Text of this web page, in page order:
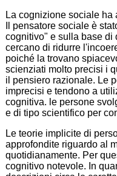
La cognizione sociale ha
Il pensatore sociale è
cognitivo" e sulla base di
cercano di ridurre
poiché la trovano
scienziati molto precisi i
il pensiero razionale. Le
imprecisi e tendono a
cognitiva. le persone
e di tipo scientifico per
Le teorie implicite di
approfondite riguardo al
quotidianamente. Per
cognitivo notevole. In